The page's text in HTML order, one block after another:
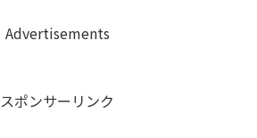
Advertisements
スポンサーリンク